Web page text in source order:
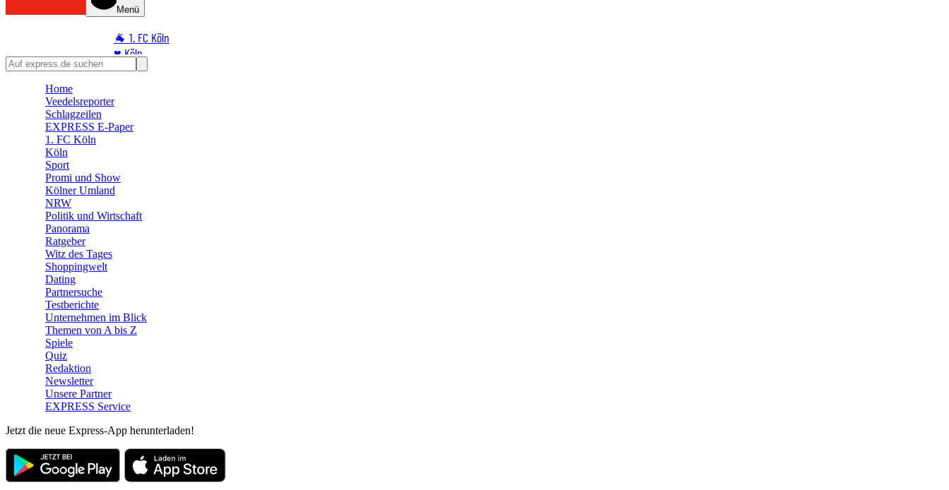
Menü
🐐 1. FC Köln
♥️ Köln
⭐ Promi
🛒 Shoppingwelt
🧩 Spiele
Home
Veedelsreporter
Schlagzeilen
EXPRESS E-Paper
1. FC Köln
Köln
Sport
Promi und Show
Kölner Umland
NRW
Politik und Wirtschaft
Panorama
Ratgeber
Witz des Tages
Shoppingwelt
Dating
Partnersuche
Testberichte
Unternehmen im Blick
Themen von A bis Z
Spiele
Quiz
Redaktion
Newsletter
Unsere Partner
EXPRESS Service
Jetzt die neue Express-App herunterladen!